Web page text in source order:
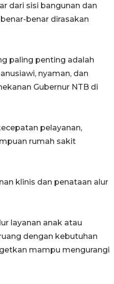
dari sisi bangunan dan
benar dirasakan
paling penting adalah
nyaman, dan
Gubernur NTB di
pelayanan,
rumah sakit
klinis dan penataan alur
layanan anak atau
dengan kebutuhan
mampu mengurangi